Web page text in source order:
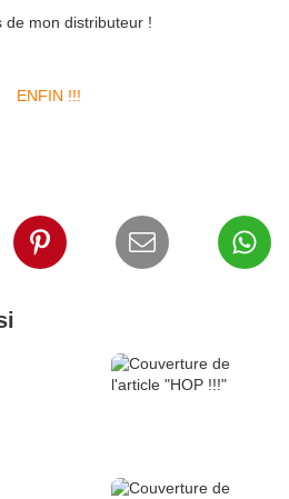
de mon distributeur !